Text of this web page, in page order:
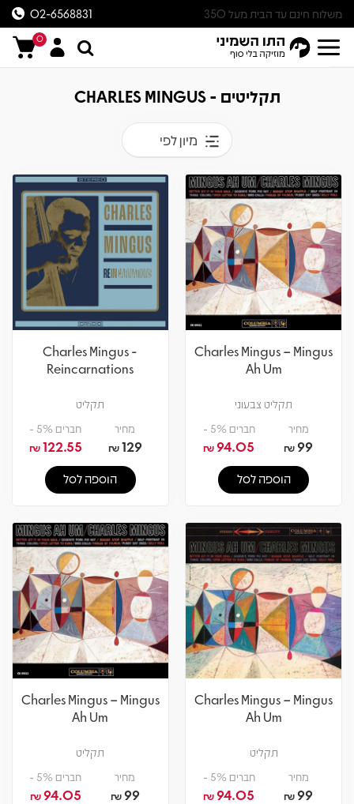
משלוח חינם עד הבית מעל 350
ש״ח
02-6568831
0
תקליטים - CHARLES MINGUS
מיון לפי
Charles Mingus – Mingus
Ah Um
תקליט צבעוני
מחיר
99
₪
חברים 5% -
94.05
₪
הוספה לסל
Charles Mingus -
Reincarnations
תקליט
מחיר
129
₪
חברים 5% -
122.55
₪
הוספה לסל
Charles Mingus – Mingus
Ah Um
תקליט
מחיר
99
₪
חברים 5% -
94.05
₪
Charles Mingus – Mingus
Ah Um
תקליט
מחיר
99
₪
חברים 5% -
94.05
₪